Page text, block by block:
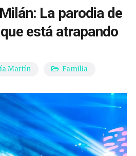
La parodia de
está atrapando
Martín Familia